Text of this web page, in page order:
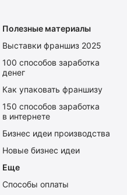
Полезные материалы
Выставки франшиз 2025
100 способов заработка
денег
Как упаковать франшизу
150 способов заработка
в интернете
Бизнес идеи производства
Новые бизнес идеи
Еще
Способы оплаты